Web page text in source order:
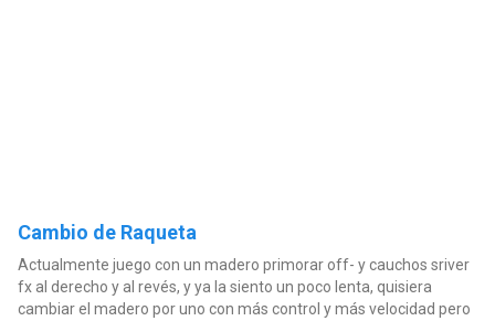
Cambio de Raqueta
Actualmente juego con un madero primorar off- y cauchos sriver
fx al derecho y al revés, y ya la siento un poco lenta, quisiera
cambiar el madero por uno con más control y más velocidad pero